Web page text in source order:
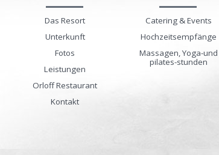
Das Resort
Unterkunft
Fotos
Leistungen
Orloff Restaurant
Kontakt
Catering & Events
Hochzeitsempfänge
Massagen, Yoga-und
pilates-stunden